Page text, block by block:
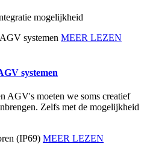
mogelijkheid
MEER LEZEN
systemen
AGV's moeten we soms creatief
Zelfs met de mogelijkheid
MEER LEZEN